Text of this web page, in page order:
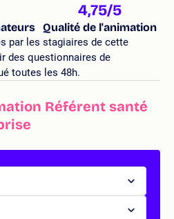
4,75/5
Qualité de l'animation
par les stagiaires de cette
des questionnaires de
toutes les 48h.
Référent santé